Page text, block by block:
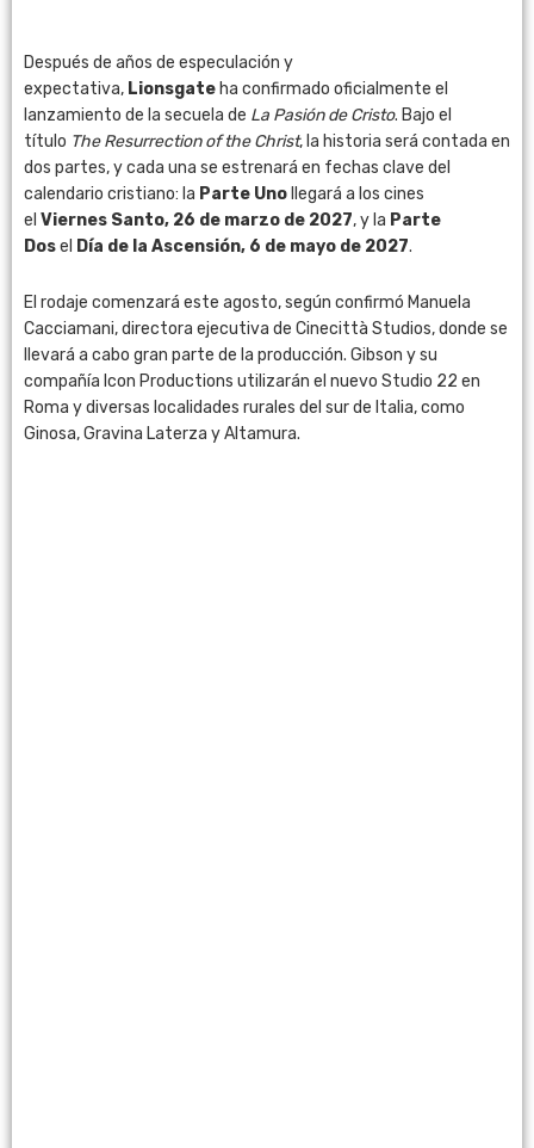
Después de años de especulación y
expectativa, Lionsgate ha confirmado oficialmente el
lanzamiento de la secuela de La Pasión de Cristo. Bajo el
título The Resurrection of the Christ, la historia será contada en
dos partes, y cada una se estrenará en fechas clave del
calendario cristiano: la Parte Uno llegará a los cines
el Viernes Santo, 26 de marzo de 2027, y la Parte
Dosel Día de la Ascensión, 6 de mayo de 2027.
El rodaje comenzará este agosto, según confirmó Manuela
Cacciamani, directora ejecutiva de Cinecittà Studios, donde se
llevará a cabo gran parte de la producción. Gibson y su
compañía Icon Productions utilizarán el nuevo Studio 22 en
Roma y diversas localidades rurales del sur de Italia, como
Ginosa, Gravina Laterza y Altamura.